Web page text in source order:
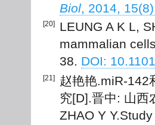
Biol, 2014,
[20]
LEUNG A K L,
mammalian
38. DOI:
[21]
赵艳艳.miR-142
究[D].晋中: 山西
ZHAO Y